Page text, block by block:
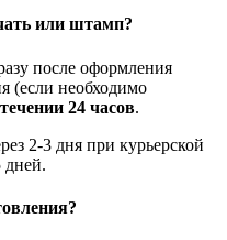
или штамп?
после оформления
(если необходимо
24 часов.
2-3 дня при курьерской
дней.